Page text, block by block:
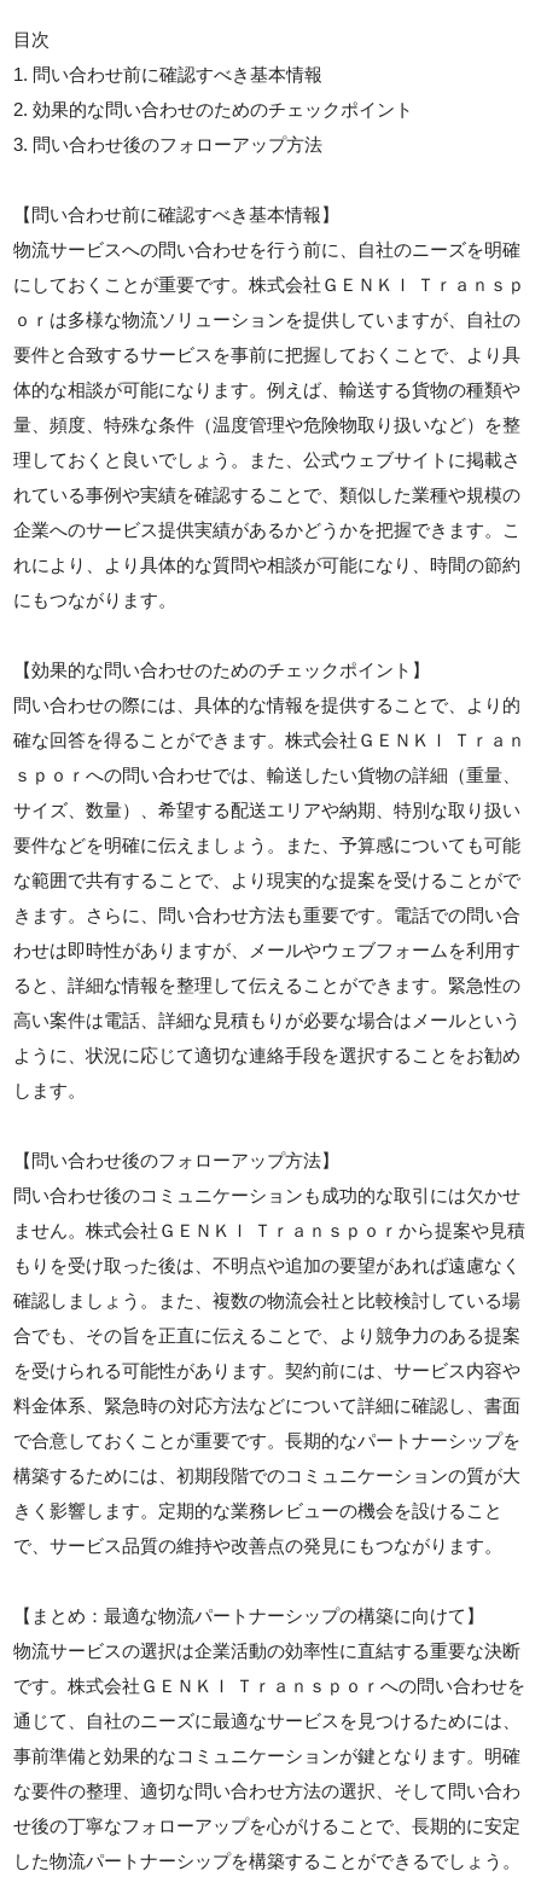
目次
1. 問い合わせ前に確認すべき基本情報
2. 効果的な問い合わせのためのチェックポイント
3. 問い合わせ後のフォローアップ方法
【問い合わせ前に確認すべき基本情報】
物流サービスへの問い合わせを行う前に、自社のニーズを明確
にしておくことが重要です。株式会社ＧＥＮＫＩ Ｔｒａｎｓｐ
ｏｒは多様な物流ソリューションを提供していますが、自社の
要件と合致するサービスを事前に把握しておくことで、より具
体的な相談が可能になります。例えば、輸送する貨物の種類や
量、頻度、特殊な条件（温度管理や危険物取り扱いなど）を整
理しておくと良いでしょう。また、公式ウェブサイトに掲載さ
れている事例や実績を確認することで、類似した業種や規模の
企業へのサービス提供実績があるかどうかを把握できます。こ
れにより、より具体的な質問や相談が可能になり、時間の節約
にもつながります。
【効果的な問い合わせのためのチェックポイント】
問い合わせの際には、具体的な情報を提供することで、より的
確な回答を得ることができます。株式会社ＧＥＮＫＩ Ｔｒａｎ
ｓｐｏｒへの問い合わせでは、輸送したい貨物の詳細（重量、
サイズ、数量）、希望する配送エリアや納期、特別な取り扱い
要件などを明確に伝えましょう。また、予算感についても可能
な範囲で共有することで、より現実的な提案を受けることがで
きます。さらに、問い合わせ方法も重要です。電話での問い合
わせは即時性がありますが、メールやウェブフォームを利用す
ると、詳細な情報を整理して伝えることができます。緊急性の
高い案件は電話、詳細な見積もりが必要な場合はメールという
ように、状況に応じて適切な連絡手段を選択することをお勧め
します。
【問い合わせ後のフォローアップ方法】
問い合わせ後のコミュニケーションも成功的な取引には欠かせ
ません。株式会社ＧＥＮＫＩ Ｔｒａｎｓｐｏｒから提案や見積
もりを受け取った後は、不明点や追加の要望があれば遠慮なく
確認しましょう。また、複数の物流会社と比較検討している場
合でも、その旨を正直に伝えることで、より競争力のある提案
を受けられる可能性があります。契約前には、サービス内容や
料金体系、緊急時の対応方法などについて詳細に確認し、書面
で合意しておくことが重要です。長期的なパートナーシップを
構築するためには、初期段階でのコミュニケーションの質が大
きく影響します。定期的な業務レビューの機会を設けること
で、サービス品質の維持や改善点の発見にもつながります。
【まとめ：最適な物流パートナーシップの構築に向けて】
物流サービスの選択は企業活動の効率性に直結する重要な決断
です。株式会社ＧＥＮＫＩ Ｔｒａｎｓｐｏｒへの問い合わせを
通じて、自社のニーズに最適なサービスを見つけるためには、
事前準備と効果的なコミュニケーションが鍵となります。明確
な要件の整理、適切な問い合わせ方法の選択、そして問い合わ
せ後の丁寧なフォローアップを心がけることで、長期的に安定
した物流パートナーシップを構築することができるでしょう。